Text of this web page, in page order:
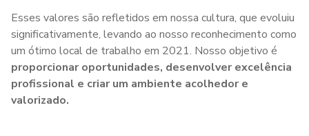
Esses valores são refletidos em nossa cultura, que evoluiu
significativamente, levando ao nosso reconhecimento como
um ótimo local de trabalho em 2021. Nosso objetivo é
proporcionar oportunidades, desenvolver excelência
profissional e criar um ambiente acolhedor e
valorizado.